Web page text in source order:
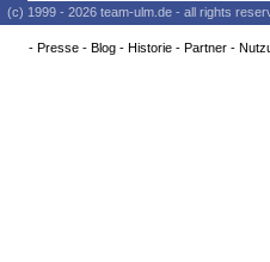
(c) 1999 - 2026 team-ulm.de - all rights
- Presse- Blog- Historie- Partner-